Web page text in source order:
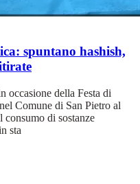
spuntano hashish,
occasione della Festa di
Comune di San Pietro al
consumo di sostanze
sta